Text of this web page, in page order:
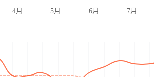
4月 5月 6月 7月